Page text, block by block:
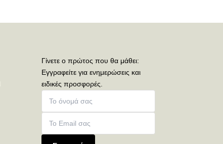
Γίνετε ο πρώτος που θα μάθει:
Εγγραφείτε για ενημερώσεις και
ειδικές προσφορές.